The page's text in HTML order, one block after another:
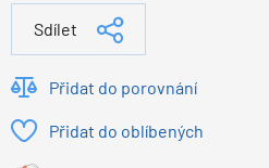
Sdílet
Přidat do porovnání
Přidat do oblíbených